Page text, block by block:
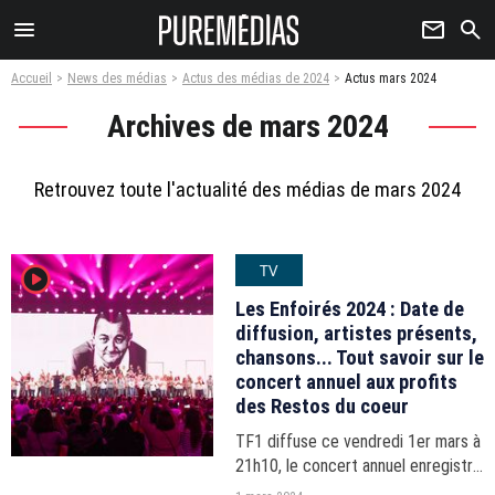
menu newsletter search
Accueil News des médias Actus des médias de 2024 Actus mars 2024
Archives de mars 2024
Retrouvez toute l'actualité des médias de mars 2024
player2 TV
Les Enfoirés 2024 : Date de
diffusion, artistes présents,
chansons... Tout savoir sur le
concert annuel aux profits
des Restos du coeur
TF1 diffuse ce vendredi 1er mars à
21h10, le concert annuel enregistré
cette année du 17 au 22 janvier